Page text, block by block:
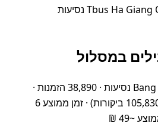
Tbus Ha Giang Office – 1,129 נסיעות
במסלול
Bang Phan – 2,704 נסיעות · 38,890 הזמנות ·
דירוג 4.23/5 (105,830 ביקורות) · זמן ממוצע 6
~49 ₪